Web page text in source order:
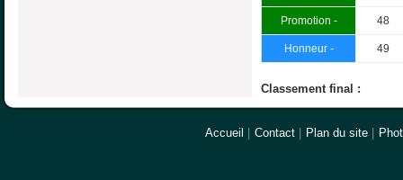
Promotion - 48
Honneur - 49
Classement final :
Accueil Contact Plan du site